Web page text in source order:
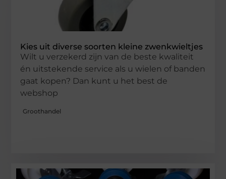
Kies uit diverse soorten kleine zwenkwieltjes
Wilt u verzekerd zijn van de beste kwaliteit
én uitstekende service als u wielen of banden
gaat kopen? Dan kunt u het best de
webshop
Groothandel